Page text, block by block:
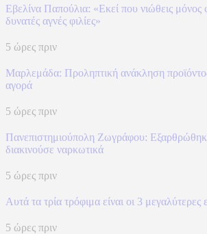
Εβελίνα Παπούλια: «Εκεί που νιώθεις μόνος
δυνατές αγνές φιλίες»
5 ώρες πριν
Μαρλεμάδα: Προληπτική ανάκληση
αγορά
5 ώρες πριν
Πανεπιστημιούπολη Ζωγράφου:
διακινούσε ναρκωτικά
5 ώρες πριν
Αυτά τα τρία τρόφιμα είναι οι 3 μεγαλύτερες
5 ώρες πριν